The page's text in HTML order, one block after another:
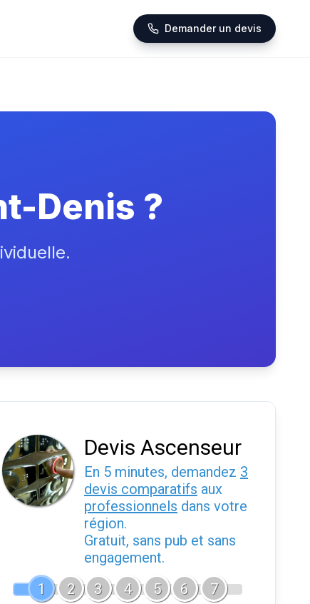
Demander un devis
Denis ?
Devis Ascenseur
En 5 minutes, demandez 3
devis comparatifs aux
professionnels dans votre
région.
Gratuit, sans pub et sans
engagement.
1
2 3 4 5 6 7